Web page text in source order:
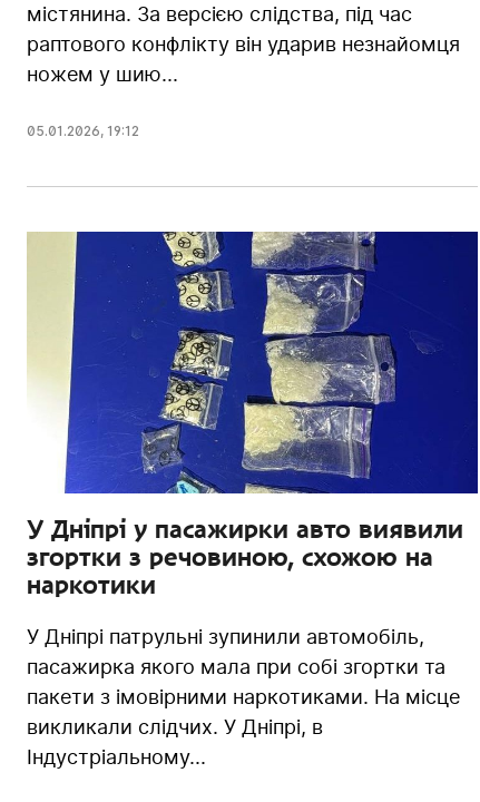
містянина. За версією слідства, під час
раптового конфлікту він ударив незнайомця
ножем у шию...
05.01.2026, 19:12
У Дніпрі у пасажирки авто виявили
згортки з речовиною, схожою на
наркотики
У Дніпрі патрульні зупинили автомобіль,
пасажирка якого мала при собі згортки та
пакети з імовірними наркотиками. На місце
викликали слідчих. У Дніпрі, в
Індустріальному...